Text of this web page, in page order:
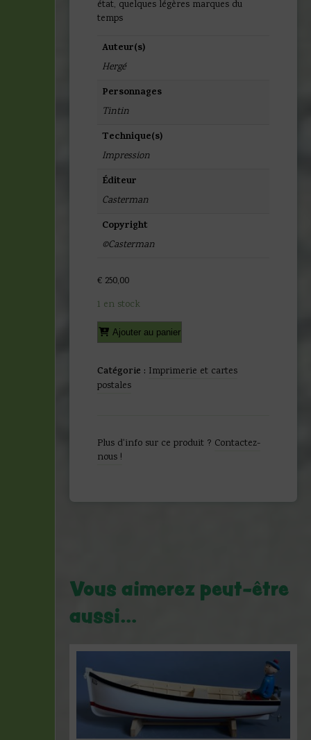
état, quelques légères marques du
temps
Auteur(s)
Hergé
Personnages
Tintin
Technique(s)
Impression
Éditeur
Casterman
Copyright
©Casterman
€ 250,00
1 en stock
quantité
de
-
Tintin
aux
pinces
Ajouter au panier
Catégorie : Imprimerie et cartes
postales
Plus d'info sur ce produit ? Contactez-
nous !
Vous aimerez peut-être
aussi…